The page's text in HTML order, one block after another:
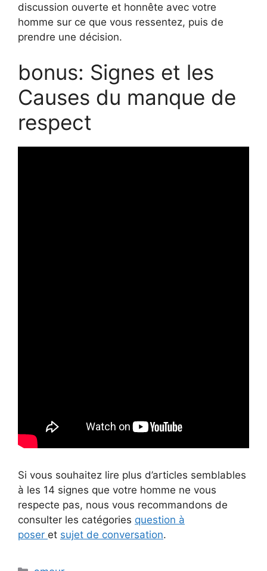
discussion ouverte et honnête avec votre
homme sur ce que vous ressentez, puis de
prendre une décision.
bonus: Signes et les
Causes du manque de
respect
Si vous souhaitez lire plus d’articles semblables
à les 14 signes que votre homme ne vous
respecte pas, nous vous recommandons de
consulter les catégories question à
poser et sujet de conversation.